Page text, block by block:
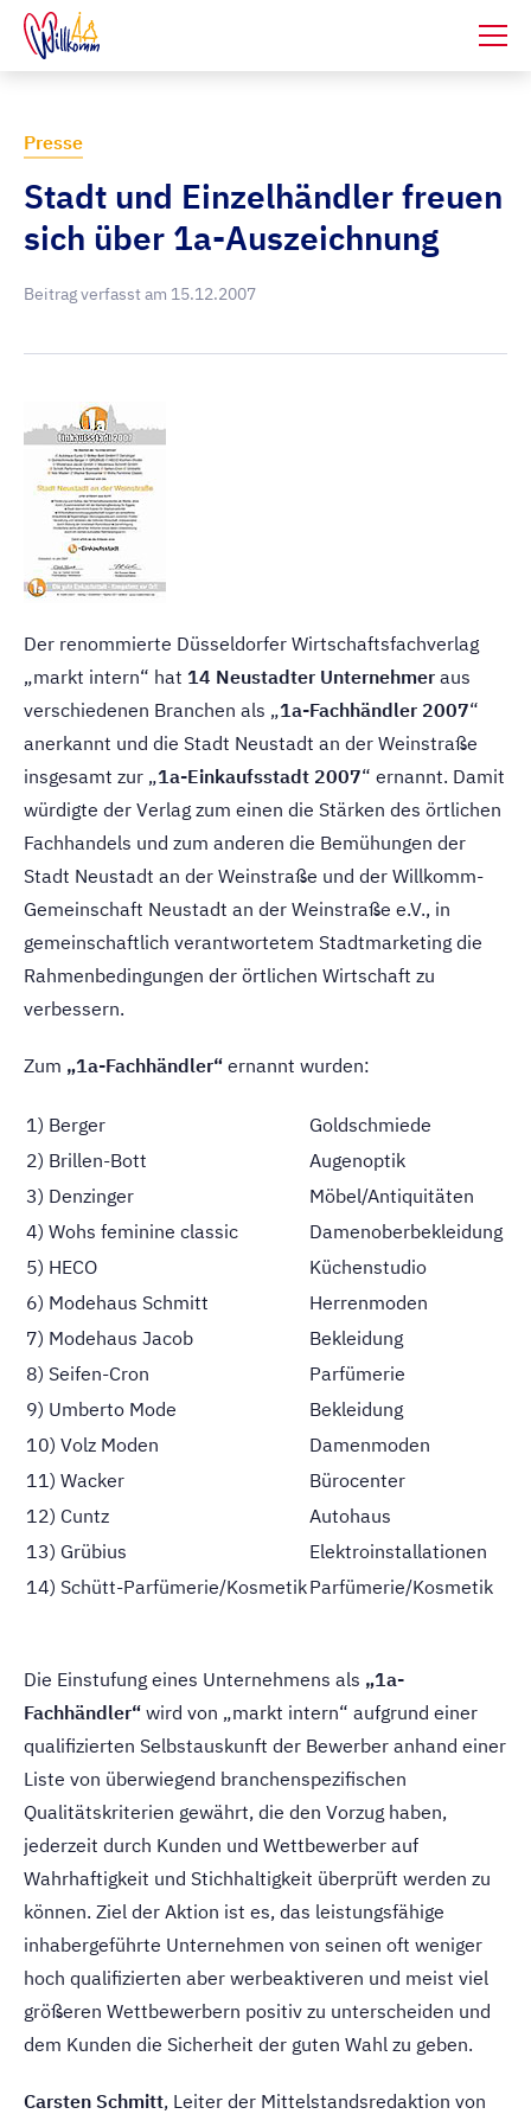
Presse
Stadt und Einzelhändler freuen
sich über 1a-Auszeichnung
Beitrag verfasst am 15.12.2007
Der renommierte Düsseldorfer Wirtschaftsfachverlag
„markt intern“ hat 14 Neustadter Unternehmer aus
verschiedenen Branchen als „1a-Fachhändler 2007“
anerkannt und die Stadt Neustadt an der Weinstraße
insgesamt zur „1a-Einkaufsstadt 2007“ ernannt. Damit
würdigte der Verlag zum einen die Stärken des örtlichen
Fachhandels und zum anderen die Bemühungen der
Stadt Neustadt an der Weinstraße und der Willkomm-
Gemeinschaft Neustadt an der Weinstraße e.V., in
gemeinschaftlich verantwortetem Stadtmarketing die
Rahmenbedingungen der örtlichen Wirtschaft zu
verbessern.
Zum „1a-Fachhändler“ ernannt wurden:
1) Berger
Goldschmiede
2) Brillen-Bott
Augenoptik
3) Denzinger
Möbel/Antiquitäten
4) Wohs feminine classic
Damenoberbekleidung
5) HECO
Küchenstudio
6) Modehaus Schmitt
Herrenmoden
7) Modehaus Jacob
Bekleidung
8) Seifen-Cron
Parfümerie
9) Umberto Mode
Bekleidung
10) Volz Moden
Damenmoden
11) Wacker
Bürocenter
12) Cuntz
Autohaus
13) Grübius
Elektroinstallationen
14) Schütt-Parfümerie/KosmetikParfümerie/Kosmetik
Die Einstufung eines Unternehmens als „1a-
Fachhändler“ wird von „markt intern“ aufgrund einer
qualifizierten Selbstauskunft der Bewerber anhand einer
Liste von überwiegend branchenspezifischen
Qualitätskriterien gewährt, die den Vorzug haben,
jederzeit durch Kunden und Wettbewerber auf
Wahrhaftigkeit und Stichhaltigkeit überprüft werden zu
können. Ziel der Aktion ist es, das leistungsfähige
inhabergeführte Unternehmen von seinen oft weniger
hoch qualifizierten aber werbeaktiveren und meist viel
größeren Wettbewerbern positiv zu unterscheiden und
dem Kunden die Sicherheit der guten Wahl zu geben.
Carsten Schmitt, Leiter der Mittelstandsredaktion von